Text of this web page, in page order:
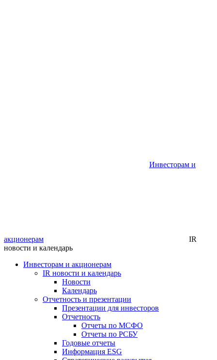
Инвесторам и
акционерам
IR
новости и календарь
Инвесторам и акционерам
IR новости и календарь
Новости
Календарь
Отчетность и презентации
Презентации для инвесторов
Отчетность
Отчеты по МСФО
Отчеты по РСБУ
Годовые отчеты
Информация ESG